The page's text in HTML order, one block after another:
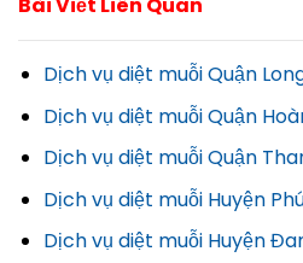
Dịch vụ diệt muỗi Quận
Dịch vụ diệt muỗi Quận
Dịch vụ diệt muỗi Quận
Dịch vụ diệt muỗi Huyện
Dịch vụ diệt muỗi Huyện